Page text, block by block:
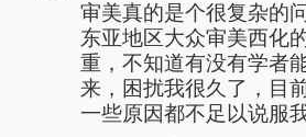
审美真的是个很复杂的
东亚地区大众审美西化
重，不知道有没有学者
来，困扰我很久了，目
一些原因都不足以说服